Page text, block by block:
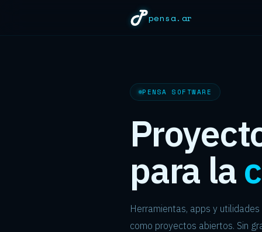
pensa.ar
PENSA SOFTWARE
para la
Herramientas, apps y
como proyectos abiertos. Sin